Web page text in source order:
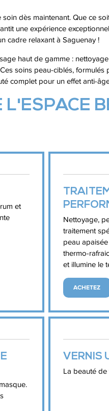
dès maintenant. Que ce
une expérience
cadre relaxant à Saguenay !
haut de gamme :
soins peau‑ciblés,
complet pour un effet
L'ESPACE
et
Nettoyage,
traitement
peau
thermo-
et illumine le
ACHETEZ
VERNIS
La beauté